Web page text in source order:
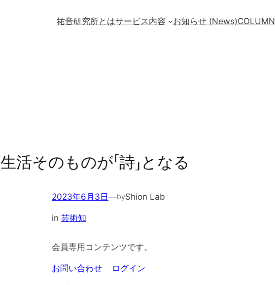
祐音研究所とはサービス内容 お知らせ (News)COLUMN
生活そのものが「詩」となる
2023年6月3日 —byShion Lab
in 芸術知
会員専用コンテンツです。
お問い合わせ ログイン